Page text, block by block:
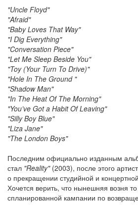
"Uncle Floyd"
"Afraid"
"Baby Loves That Way"
"I Dig Everything"
"Conversation Piece"
"Let Me Sleep Beside You"
"Toy (Your Turn To Drive)"
"Hole In The Ground "
"Shadow Man"
"In The Heat Of The Morning"
"You’ve Got a Habit Of Leaving"
"Silly Boy Blue"
"Liza Jane"
"The London Boys"
Последним официально изданным
стал "Reality"(2003), после этого
о прекращении студийной и
Хочется верить, что нынешняя возня то
спланированной кампании по